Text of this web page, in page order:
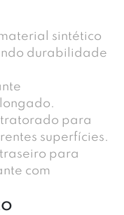
sintético
durabilidade
tratorado para
superfícies.
para
com